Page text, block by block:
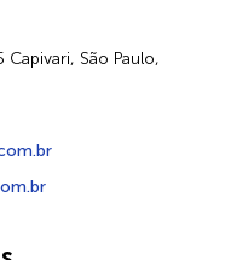
Capivari, São Paulo,